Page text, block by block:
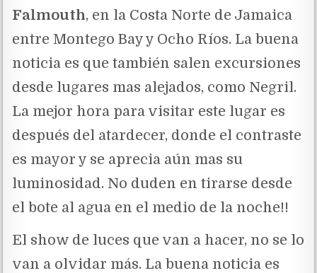
Falmouth, en la Costa Norte de Jamaica
entre Montego Bay y Ocho Ríos. La buena
noticia es que también salen excursiones
desde lugares mas alejados, como Negril.
La mejor hora para visitar este lugar es
después del atardecer, donde el contraste
es mayor y se aprecia aún mas su
luminosidad. No duden en tirarse desde
el bote al agua en el medio de la noche!!
El show de luces que van a hacer, no se lo
van a olvidar más. La buena noticia es